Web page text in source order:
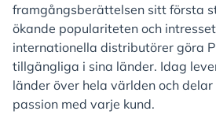
framgångsberättelsen sitt första
ökande populariteten och
internationella distributörer göra
tillgängliga i sina länder. Idag
länder över hela världen och
passion med varje kund.